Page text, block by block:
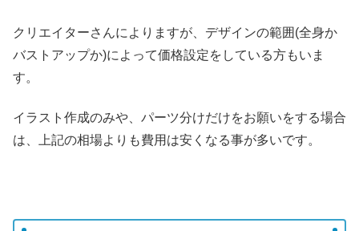
クリエイターさんによりますが、デザインの範囲(全身か
バストアップか)によって価格設定をしている方もいま
す。
イラスト作成のみや、パーツ分けだけをお願いをする場合
は、上記の相場よりも費用は安くなる事が多いです。